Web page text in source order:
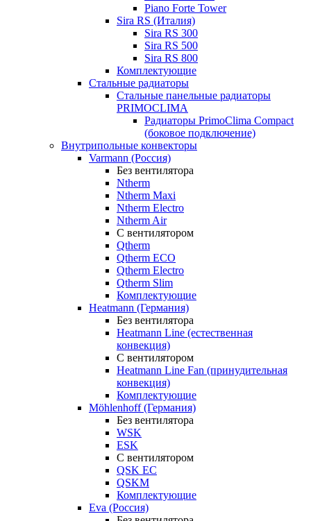
Piano Forte Tower
Sira RS (Италия)
Sira RS 300
Sira RS 500
Sira RS 800
Комплектующие
Стальные радиаторы
Стальные панельные радиаторы
PRIMOCLIMA
Радиаторы PrimoClima Compact
(боковое подключение)
Внутрипольные конвекторы
Varmann (Россия)
Без вентилятора
Ntherm
Ntherm Maxi
Ntherm Electro
Ntherm Air
С вентилятором
Qtherm
Qtherm ECO
Qtherm Electro
Qtherm Slim
Комплектующие
Heatmann (Германия)
Без вентилятора
Heatmann Line (естественная
конвекция)
С вентилятором
Heatmann Line Fan (принудительная
конвекция)
Комплектующие
Möhlenhoff (Германия)
Без вентилятора
WSK
ESK
С вентилятором
QSK EC
QSKM
Комплектующие
Eva (Россия)